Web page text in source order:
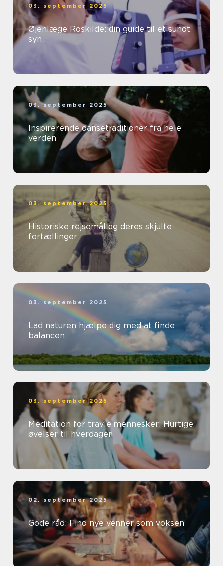
03. september 2025
Øjenlæge Roskilde: din guide til et sundt
syn
03. september 2025
Inspirerende dansetraditioner fra hele
verden
03. september 2025
Historiske rejsemål og deres skjulte
fortællinger
03. september 2025
Lad naturen hjælpe dig med at finde
balancen
03. september 2025
Meditation for travle mennesker: Hurtige
øvelser til hverdagen
02. september 2025
Gode råd: Find nye venner som voksen